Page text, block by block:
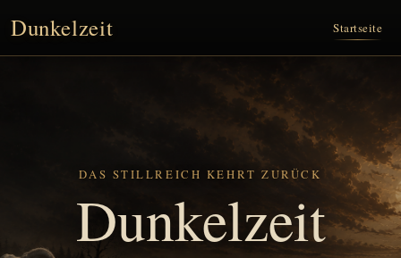
Dunkelzeit Startseite
DAS STILLREICH KEHRT ZURÜCK
Dunkelzeit